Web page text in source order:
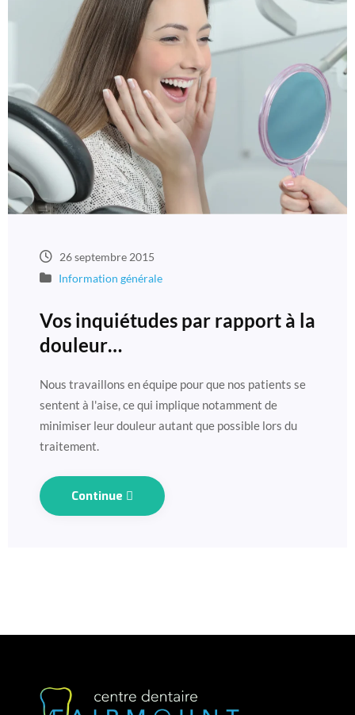
26 septembre 2015
Information générale
Vos inquiétudes par rapport à la
douleur…
Nous travaillons en équipe pour que nos patients se
sentent à l'aise, ce qui implique notamment de
minimiser leur douleur autant que possible lors du
traitement.
Continue